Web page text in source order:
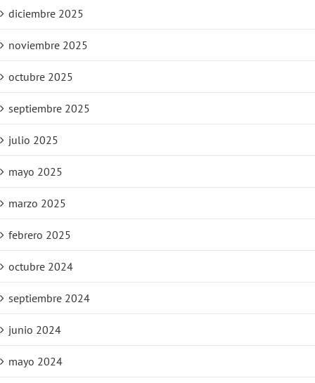
diciembre 2025
noviembre 2025
octubre 2025
septiembre 2025
julio 2025
mayo 2025
marzo 2025
febrero 2025
octubre 2024
septiembre 2024
junio 2024
mayo 2024